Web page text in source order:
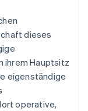
dieses
ihrem Hauptsitz
eigenständige
operative,